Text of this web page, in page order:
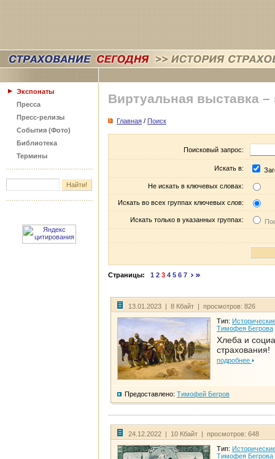
Экспонаты
Пресса
Пресс-релизы
События (Фото)
Библиотека
Термины
Виртуальная выставка –
Главная / Поиск
Поисковый запрос:
Искать в:
Не искать в ключевых словах:
Искать во всех группах ключевых слов:
Искать только в указанных группах:
Страницы: 1 2 3 4 5 6 7
13.01.2023 | 8 Кбайт | просмотров: 826
Тип:
Тимофея Бегрова
Хлеба и
страхования!
подробнее
Предоставлено: Тимофей Бегров
24.12.2022 | 10 Кбайт | просмотров: 648
Тип:
Тимофея Бегрова